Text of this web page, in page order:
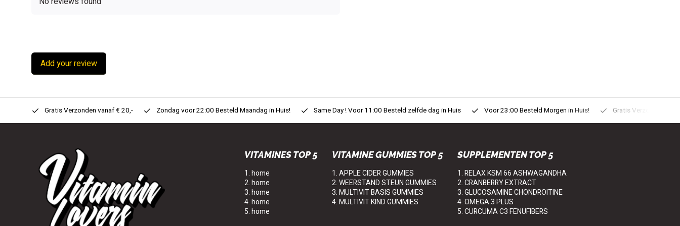
Add your review
Gratis Verzonden vanaf € 20,- Zondag voor 22:00 Besteld Maandag in Huis! Same Day ! Voor 11:00 Besteld zelfde dag in Huis Voor 23:00 Besteld Morgen in Huis! Gratis Verzonden
VITAMINES TOP 5
1. home
2. home
3. home
4. home
5. home
VITAMINE GUMMIES TOP 5
1. APPLE CIDER GUMMIES
2. WEERSTAND STEUN GUMMIES
3. MULTIVIT BASIS GUMMIES
4. MULTIVIT KIND GUMMIES
SUPPLEMENTEN TOP 5
1. RELAX KSM 66 ASHWAGANDHA
2. CRANBERRY EXTRACT
3. GLUCOSAMINE CHONDROITINE
4. OMEGA 3 PLUS
5. CURCUMA C3 FENUFIBERS